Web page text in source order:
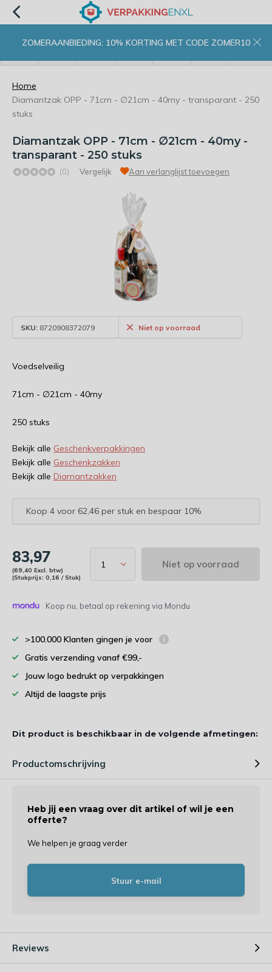
ZOMERAANBIEDING: 10% KORTING MET CODE ZOMER10
Home
Diamantzak OPP - 71cm - ∅21cm - 40my - transparant - 250
stuks
Diamantzak OPP - 71cm - ∅21cm - 40my -
transparant - 250 stuks
(0) Vergelijk Aan verlanglijst toevoegen
SKU: 8720908372079 Niet op voorraad
Voedselveilig
71cm - ∅21cm - 40my
250 stuks
Bekijk alle Geschenkverpakkingen
Bekijk alle Geschenkzakken
Bekijk alle Diamantzakken
Koop 4 voor 62,46 per stuk en bespaar 10%
83,97
(69,40 Excl. btw)
(Stukprijs: 0,16 / Stuk)
Niet op voorraad
Koop nu, betaal op rekening via Mondu
>100.000 Klanten gingen je voor
Gratis verzending vanaf €99,-
Jouw logo bedrukt op verpakkingen
Altijd de laagste prijs
Dit product is beschikbaar in de volgende afmetingen:
Productomschrijving
Heb jij een vraag over dit artikel of wil je een
offerte?
We helpen je graag verder
Stuur e-mail
Reviews